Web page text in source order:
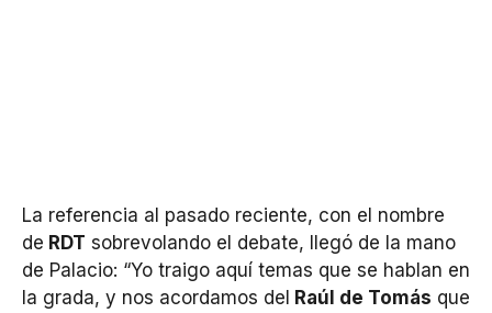
La referencia al pasado reciente, con el nombre
de RDT sobrevolando el debate, llegó de la mano
de Palacio: “Yo traigo aquí temas que se hablan en
la grada, y nos acordamos del Raúl de Tomás que